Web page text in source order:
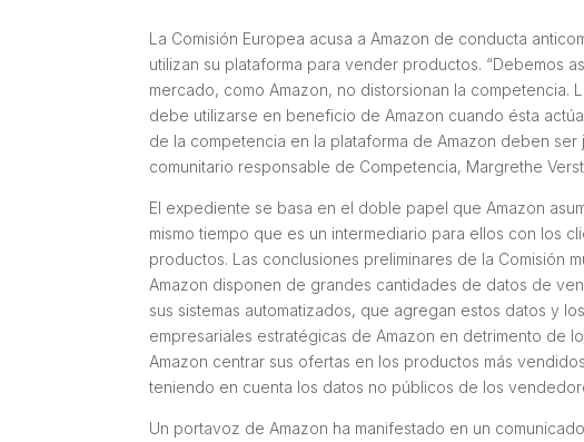
La Comisión Europea acusa a Amazon de conducta
utilizan su plataforma para vender productos. “Debemos
mercado, como Amazon, no distorsionan la
debe utilizarse en beneficio de Amazon cuando ésta
de la competencia en la plataforma de Amazon deben
comunitario responsable de Competencia, Margrethe
El expediente se basa en el doble papel que Amazon
mismo tiempo que es un intermediario para ellos con los
productos. Las conclusiones preliminares de la Comisión
Amazon disponen de grandes cantidades de datos de
sus sistemas automatizados, que agregan estos datos y
empresariales estratégicas de Amazon en detrimento de
Amazon centrar sus ofertas en los productos más
teniendo en cuenta los datos no públicos de los
Un portavoz de Amazon ha manifestado en un